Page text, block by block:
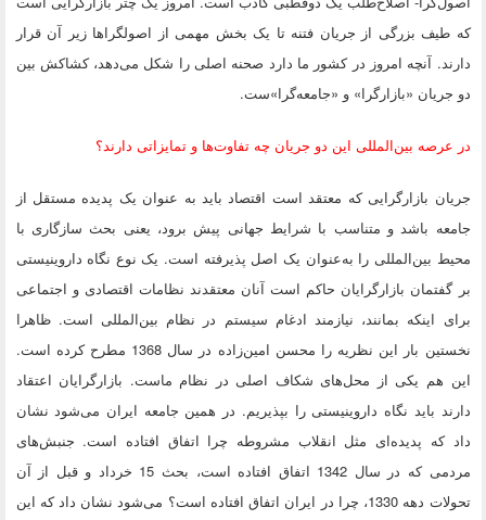
که طیف بزرگی از جریان فتنه تا یک بخش مهمی از اصولگراها زیر آن قرار
دارند. آنچه امروز در کشور ما دارد صحنه اصلی را شکل می‌دهد، کشاکش بین
دو جریان «بازارگرا» و «جامعه‌گرا»ست.
در عرصه بین‌المللی این دو جریان چه تفاوت‌ها و تمایزاتی دارند؟
جریان بازارگرایی که معتقد است اقتصاد باید به عنوان یک پدیده مستقل از
جامعه باشد و متناسب با شرایط جهانی پیش برود، یعنی بحث سازگاری با
محیط بین‌المللی را به‌عنوان یک اصل پذیرفته است. یک نوع نگاه داروینیستی
بر گفتمان بازارگرایان حاکم است آنان معتقدند نظامات اقتصادی و اجتماعی
برای اینکه بمانند، نیازمند ادغام سیستم در نظام بین‌المللی است. ظاهرا
نخستین بار این نظریه را محسن امین‌زاده در سال 1368 مطرح کرده است.
این هم یکی از محل‌های شکاف اصلی در نظام ماست. بازارگرایان اعتقاد
دارند باید نگاه داروینیستی را بپذیریم. در همین جامعه ایران می‌شود نشان
داد که پدیده‌ای مثل انقلاب مشروطه چرا اتفاق افتاده است. جنبش‌های
مردمی که در سال 1342 اتفاق افتاده است، بحث 15 خرداد و قبل از آن
تحولات دهه 1330، چرا در ایران اتفاق افتاده است؟ می‌شود نشان داد که این‌